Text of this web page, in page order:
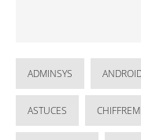
ADMINSYS
ASTUCES